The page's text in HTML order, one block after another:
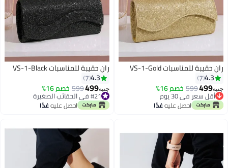
3
ران حقيبة للمناسبات VS-1-Gold
4.3
7
جنيه499
599 خصم 16%
أقل سعر في 30 يوم
أقل سعر في 30 يوماحصل عليهغدًا 3
ران حقيبة للمناسبات VS-1-Black
4.3
7
جنيه499
599 خصم 16%
#21 في الحقائب الصغيرة
أقل سعر في 30 يوم
#21 في الحقائب الصغيرة
احصل عليهغدًا